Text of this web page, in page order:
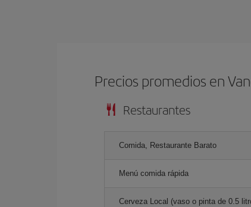
Precios promedios en
Restaurantes
Comida, Restaurante Barato
Menú comida rápida
Cerveza Local (vaso o pinta de 0.5